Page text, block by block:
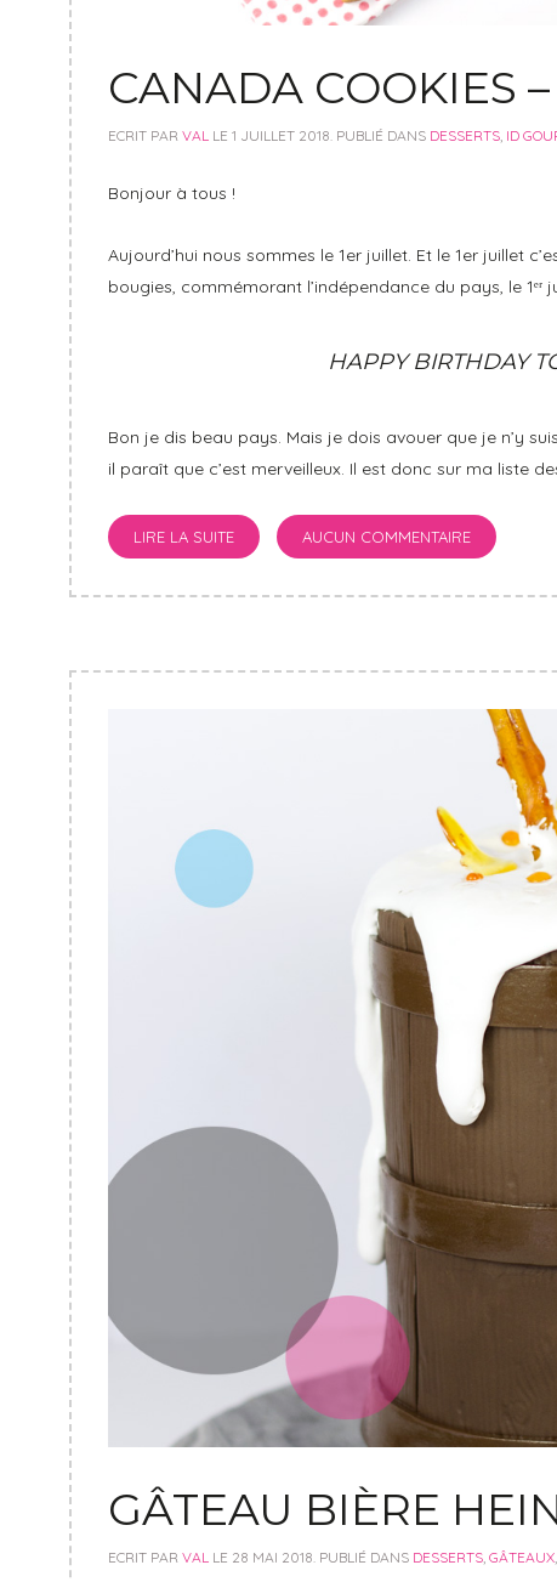
CANADA COOKIES
ECRIT PAR VAL LE 1 JUILLET 2018 . PUBLIÉ DANS DESSERTS ID
Bonjour à tous !
Aujourd’hui nous sommes le 1er juillet. Et le 1er juillet
bougies, commémorant l’indépendance du pays, le 1ᵉʳ
HAPPY BIRTHDAY
Bon je dis beau pays. Mais je dois avouer que je n’y
il paraît que c’est merveilleux. Il est donc sur ma liste
LIRE LA SUITE AUCUN COMMENTAIRE
GÂTEAU BIÈRE
ECRIT PAR VAL LE 28 MAI 2018 . PUBLIÉ DANS DESSERTS GÂTEAUX